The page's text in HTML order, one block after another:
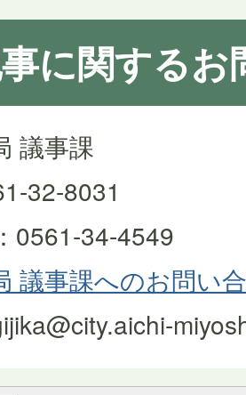
に関するお
議事課
32-8031
0561-34-4549
議事課へのお問い